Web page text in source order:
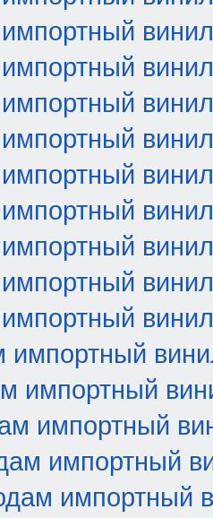
винил
винил
винил
винил
винил
винил
винил
винил
винил
импортный
импортный
импортный
импортный
импортный